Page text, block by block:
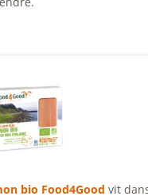
bio Food4Good vit